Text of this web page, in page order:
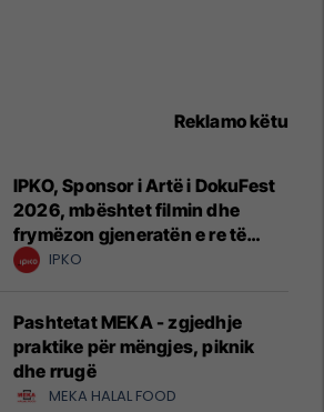
Reklamo këtu
IPKO, Sponsor i Artë i DokuFest
2026, mbështet filmin dhe
frymëzon gjeneratën e re të
krijuesve
IPKO
Pashtetat MEKA - zgjedhje
praktike për mëngjes, piknik
dhe rrugë
MEKA HALAL FOOD